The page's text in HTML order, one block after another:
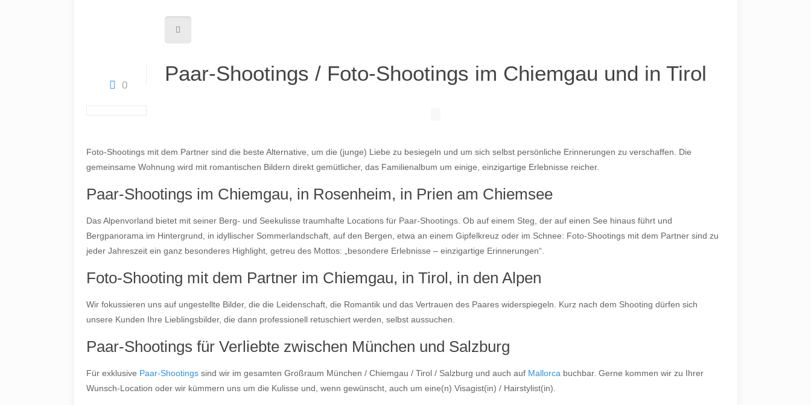
0
Paar-Shootings / Foto-Shootings im Chiemgau und in Tirol
Foto-Shootings mit dem Partner sind die beste Alternative, um die (junge) Liebe zu besiegeln und um sich selbst persönliche Erinnerungen zu verschaffen. Die
gemeinsame Wohnung wird mit romantischen Bildern direkt gemütlicher, das Familienalbum um einige, einzigartige Erlebnisse reicher.
Paar-Shootings im Chiemgau, in Rosenheim, in Prien am Chiemsee
Das Alpenvorland bietet mit seiner Berg- und Seekulisse traumhafte Locations für Paar-Shootings. Ob auf einem Steg, der auf einen See hinaus führt und
Bergpanorama im Hintergrund, in idyllischer Sommerlandschaft, auf den Bergen, etwa an einem Gipfelkreuz oder im Schnee: Foto-Shootings mit dem Partner sind zu
jeder Jahreszeit ein ganz besonderes Highlight, getreu des Mottos: „besondere Erlebnisse – einzigartige Erinnerungen“.
Foto-Shooting mit dem Partner im Chiemgau, in Tirol, in den Alpen
Wir fokussieren uns auf ungestellte Bilder, die die Leidenschaft, die Romantik und das Vertrauen des Paares widerspiegeln. Kurz nach dem Shooting dürfen sich
unsere Kunden Ihre Lieblingsbilder, die dann professionell retuschiert werden, selbst aussuchen.
Paar-Shootings für Verliebte zwischen München und Salzburg
Für exklusive Paar-Shootings sind wir im gesamten Großraum München / Chiemgau / Tirol / Salzburg und auch auf Mallorca buchbar. Gerne kommen wir zu Ihrer
Wunsch-Location oder wir kümmern uns um die Kulisse und, wenn gewünscht, auch um eine(n) Visagist(in) / Hairstylist(in).